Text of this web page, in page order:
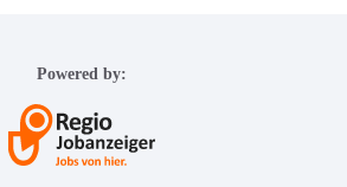
Powered by: